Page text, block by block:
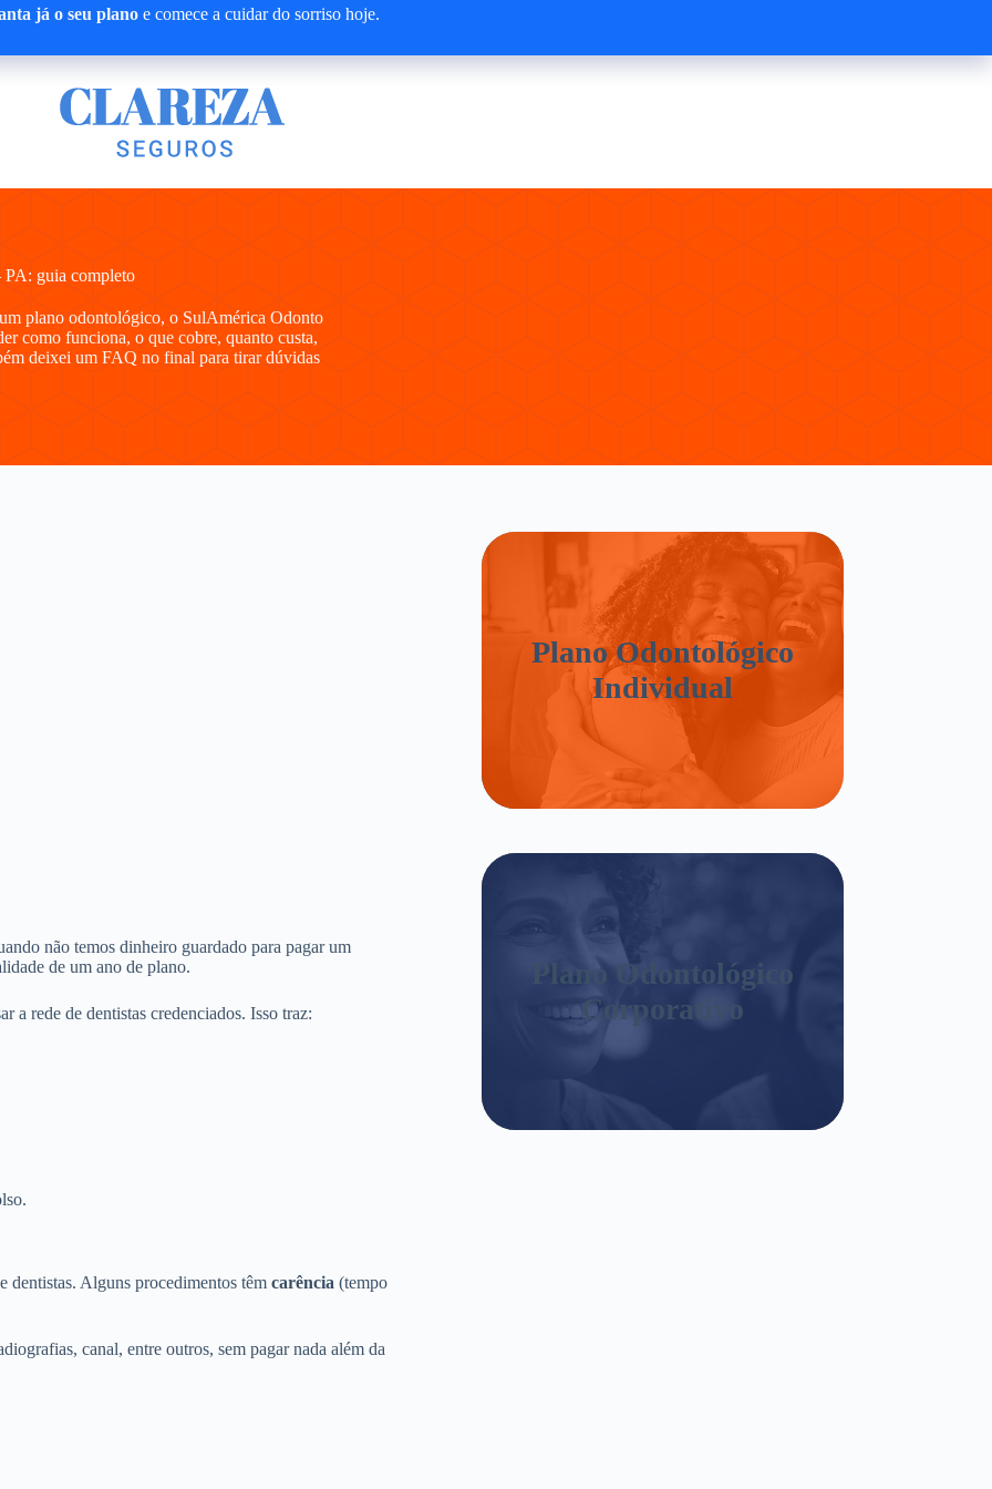
já o seu planoe comece a cuidar do sorriso hoje.
guia completo
plano odontológico, o SulAmérica Odonto
como funciona, o que cobre, quanto custa,
deixei um FAQ no final para tirar dúvidas
não temos dinheiro guardado para pagar um
de um ano de plano.
rede de dentistas credenciados. Isso traz:
dentistas. Alguns procedimentos têm carência (tempo
canal, entre outros, sem pagar nada além da
Plano Odontológico
Individual
Plano Odontológico
Corporativo